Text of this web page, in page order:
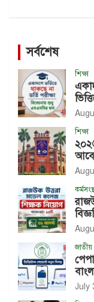
সর্বশেষ
শিক্ষা
শিক্ষা
জাতীয়
July